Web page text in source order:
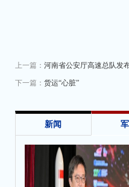
上一篇： 河南省公安厅高速总队发
下一篇： 货运“心脏”
新闻